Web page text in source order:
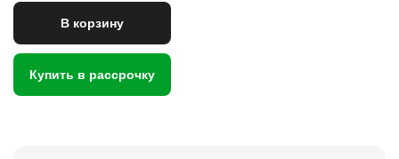
В корзину
Купить в рассрочку